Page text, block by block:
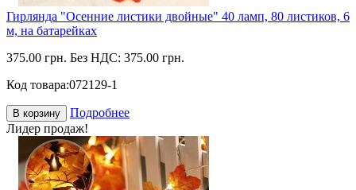
Гирлянда "Осенние листики двойные" 40 ламп, 80 листиков, 6
м, на батарейках
375.00 грн. Без НДС: 375.00 грн.
Код товара:072129-1
В корзину
Подробнее
Лидер продаж!